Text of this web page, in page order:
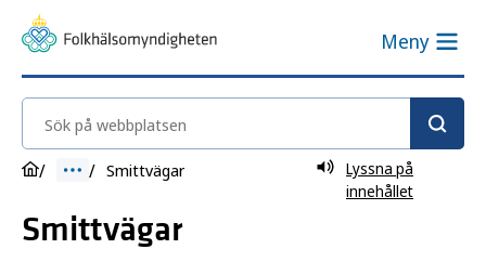
Meny
Sök på webbplatsen
Smittvägar
Lyssna på
innehållet
Smittvägar